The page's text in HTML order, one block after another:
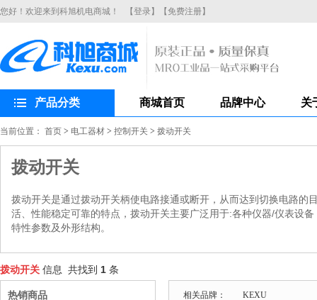
您好！欢迎来到科旭机电商城！ 【登录】 【免费注册】
产品分类 商城首页 品牌中心 关
当前位置： 首页 > 电工器材 > 控制开关 > 拨动开关
拨动开关
拨动开关是通过拨动开关柄使电路接通或断开，从而达到切换电路
活、性能稳定可靠的特点，拨动开关主要广泛用于:各种仪器/仪表设
特性参数及外形结构。
拨动开关 信息 共找到 1 条
相关品牌： KEXU
热销商品